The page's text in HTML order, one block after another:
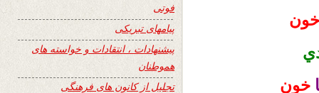
خون
فوتی
پیامهای تبریکی
پیشنهادات ، انتقادات و خواسته های
هموطنان
تجلیل از کانون های فرهنگی